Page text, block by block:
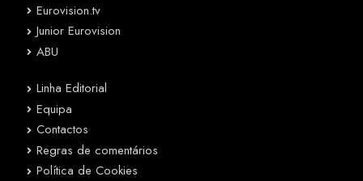
Eurovision.tv
Junior Eurovision
ABU
Linha Editorial
Equipa
Contactos
Regras de comentários
Política de Cookies